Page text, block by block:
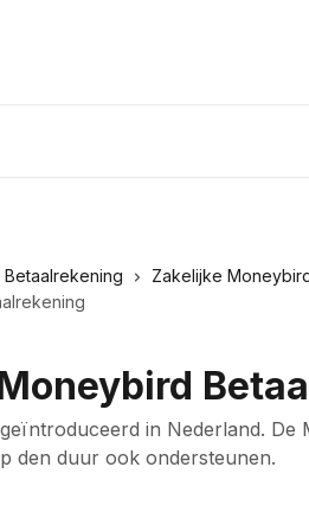
Zakelijke
in Nederland. De
den duur ook ondersteunen.